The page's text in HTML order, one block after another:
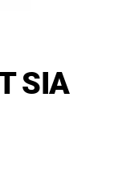
SIA